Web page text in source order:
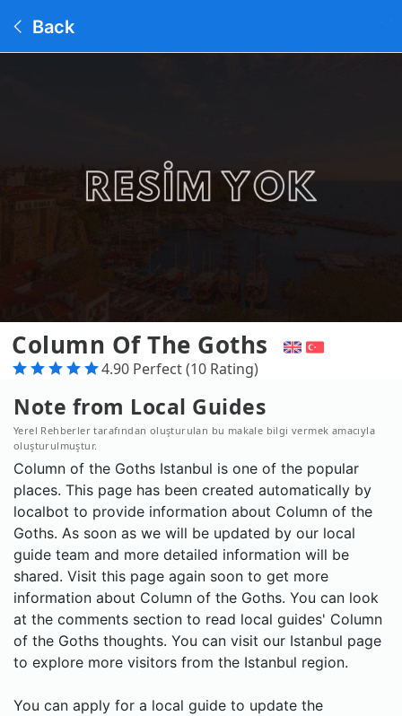
Back
Column Of The Goths
4.90 Perfect (10 Rating)
Note from Local Guides
Yerel Rehberler tarafından oluşturulan bu makale bilgi vermek amacıyla
oluşturulmuştur.
Column of the Goths Istanbul is one of the popular
places. This page has been created automatically by
localbot to provide information about Column of the
Goths. As soon as we will be updated by our local
guide team and more detailed information will be
shared. Visit this page again soon to get more
information about Column of the Goths. You can look
at the comments section to read local guides' Column
of the Goths thoughts. You can visit our Istanbul page
to explore more visitors from the Istanbul region.
You can apply for a local guide to update the